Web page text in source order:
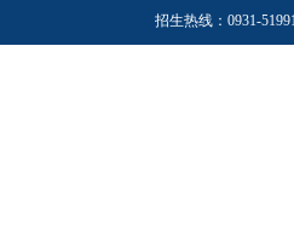
招生热线：0931-